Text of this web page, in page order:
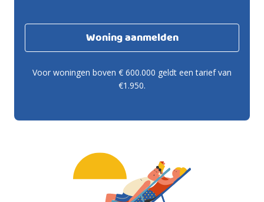
Woning aanmelden
Voor woningen boven € 600.000 geldt een tarief van
€1.950.